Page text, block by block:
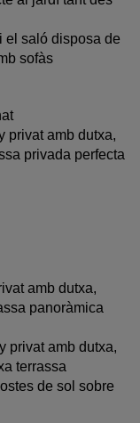
el saló disposa de
sofàs
privat amb dutxa,
privada perfecta
amb dutxa,
panoràmica
privat amb dutxa,
terrassa
de sol sobre